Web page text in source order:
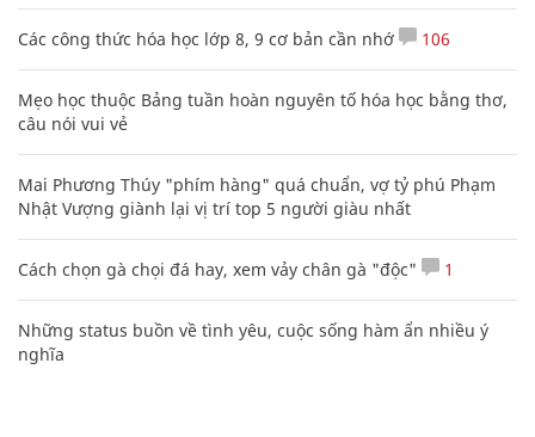
Các công thức hóa học lớp 8, 9 cơ bản cần nhớ 106
Mẹo học thuộc Bảng tuần hoàn nguyên tố hóa học bằng thơ,
câu nói vui vẻ
Mai Phương Thúy "phím hàng" quá chuẩn, vợ tỷ phú Phạm
Nhật Vượng giành lại vị trí top 5 người giàu nhất
Cách chọn gà chọi đá hay, xem vảy chân gà "độc" 1
Những status buồn về tình yêu, cuộc sống hàm ẩn nhiều ý
nghĩa